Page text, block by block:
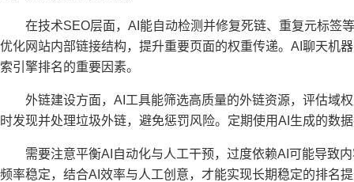
在技术SEO层面，AI能自动检测并修复死链、重复元标签
优化网站内部链接结构，提升重要页面的权重传递。AI聊天机
索引擎排名的重要因素。
外链建设方面，AI工具能筛选高质量的外链资源，评估域
时发现并处理垃圾外链，避免惩罚风险。定期使用AI生成的数
需要注意平衡AI自动化与人工干预，过度依赖AI可能导致
频率稳定，结合AI效率与人工创意，才能实现长期稳定的排名